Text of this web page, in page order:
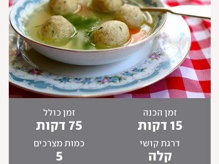
זמן הכנה
15 דקות
זמן כולל
75 דקות
דרגת קושי
קלה
כמות מצרכים
5